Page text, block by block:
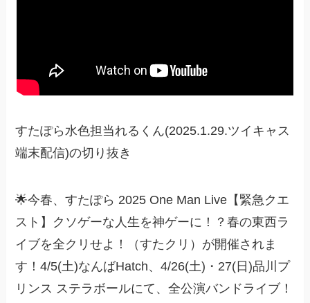
すたぽら水色担当れるくん(2025.1.29.ツイキャス
端末配信)の切り抜き
🌟今春、すたぽら 2025 One Man Live【緊急クエ
スト】クソゲーな人生を神ゲーに！？春の東西ラ
イブを全クリせよ！（すたクリ）が開催されま
す！4/5(土)なんばHatch、4/26(土)・27(日)品川プ
リンス ステラボールにて、全公演バンドライブ！